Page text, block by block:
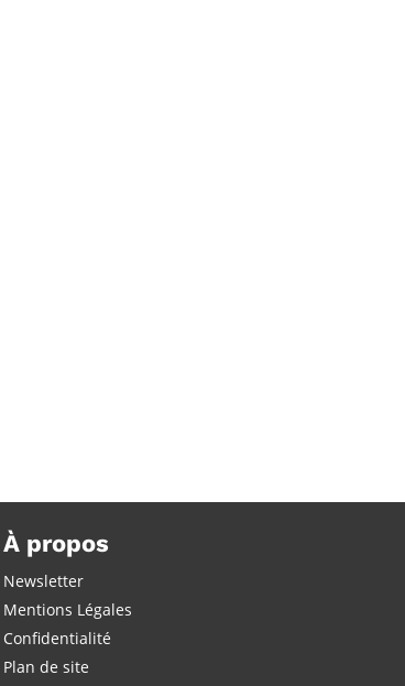
À propos
Newsletter
Mentions Légales
Confidentialité
Plan de site